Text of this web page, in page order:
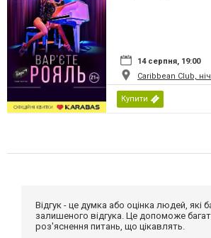
14 серпня, 19:00
Caribbean Club,
Купити
Відгук - це думка або оцінка людей,
залишеного відгука. Це допоможе
роз'яснення питань, що цікавлять.